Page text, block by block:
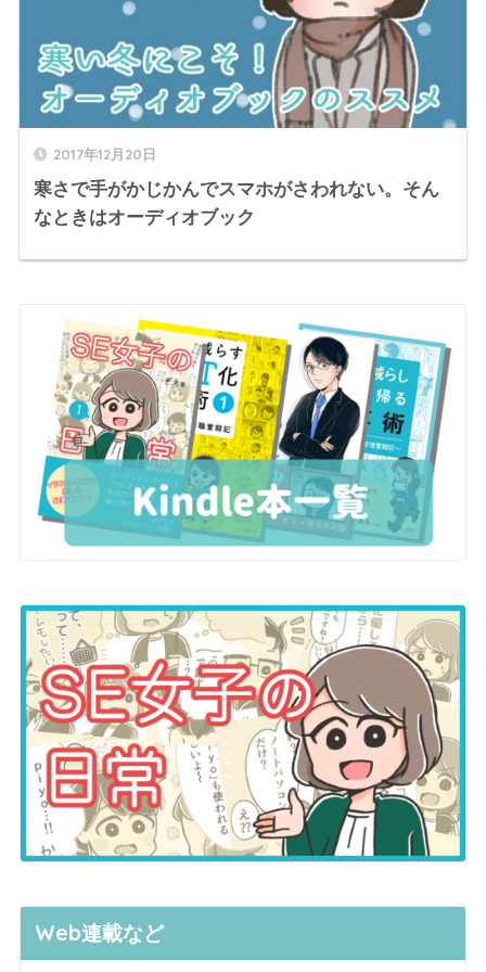
2017年12月20日
寒さで手がかじかんでスマホがさわれない。そん
なときはオーディオブック
Web連載など